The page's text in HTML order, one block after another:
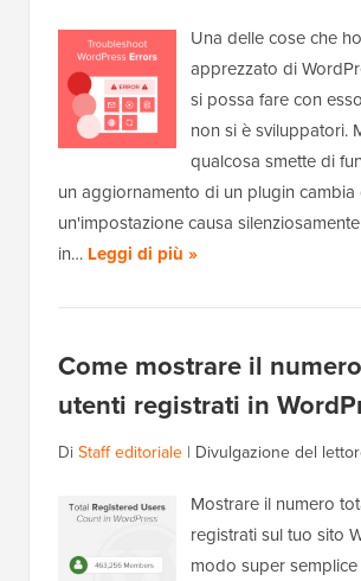
Una delle cose che
apprezzato di
si possa fare con
non si è sviluppatori.
qualcosa smette di
un aggiornamento di un plugin cambia
un'impostazione causa
in… Leggi di più »
Come mostrare il
utenti registrati in
Di Staff editoriale | Divulgazione del
Mostrare il numero
registrati sul tuo sito
modo super